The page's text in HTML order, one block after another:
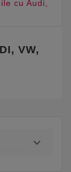
cu Audi,
VW,
